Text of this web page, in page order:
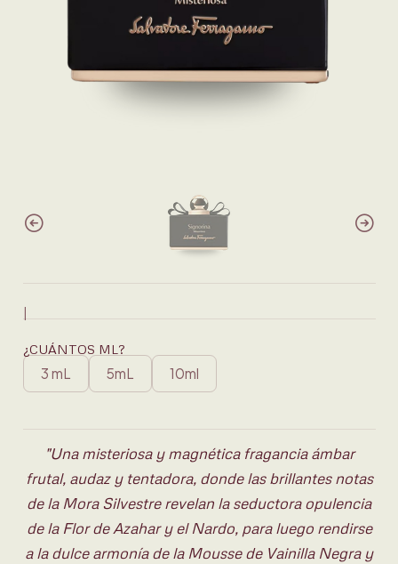
|
¿CUÁNTOS ML?
3 mL 5mL 10ml
"Una misteriosa y magnética fragancia ámbar
frutal, audaz y tentadora, donde las brillantes notas
de la Mora Silvestre revelan la seductora opulencia
de la Flor de Azahar y el Nardo, para luego rendirse
a la dulce armonía de la Mousse de Vainilla Negra y